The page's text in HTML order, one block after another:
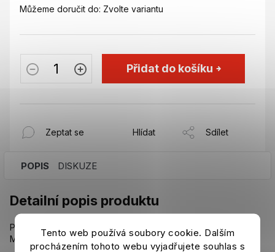
Tento web používá soubory cookie. Dalším
procházením tohoto webu vyjadřujete souhlas s
Můžeme doručit do: Zvolte variantu
Přidat do košíku
Zeptat se Hlídat Sdílet
POPIS DISKUZE
Detailní popis produktu
Ponožky Chelsea FC modré barvy s klubovými znaky.
Materiál: 62% bavlna, 37% nylon, 1% elastan.